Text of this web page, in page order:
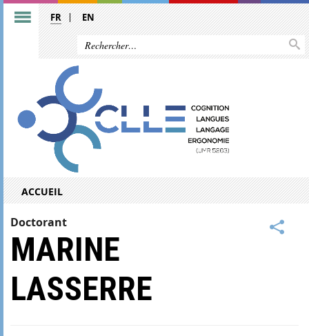
FR EN
ACCUEIL
Doctorant
MARINE
LASSERRE